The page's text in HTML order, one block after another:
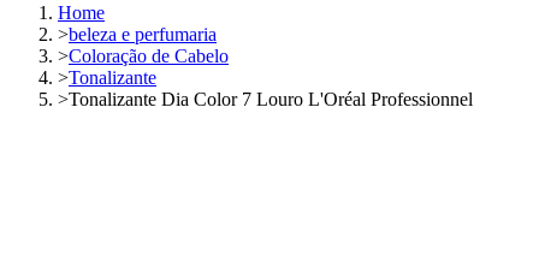
Home
>beleza e perfumaria
>Coloração de Cabelo
>Tonalizante
>Tonalizante Dia Color 7 Louro L'Oréal Professionnel